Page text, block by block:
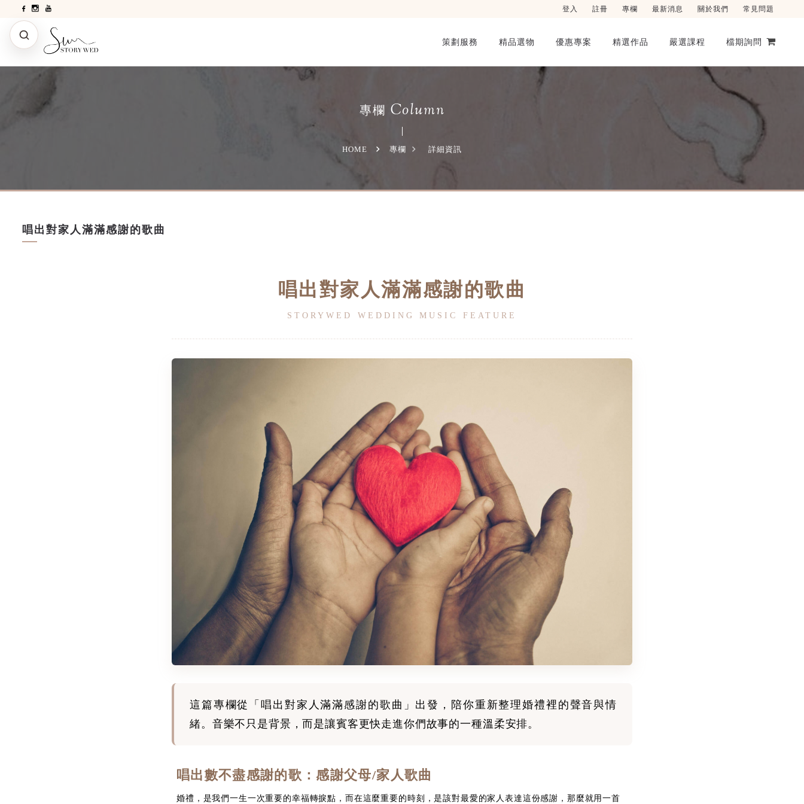
登入 註冊 專欄 最新消息 關於我們 常見問題
策劃服務 精品選物 優惠專案 精選作品 嚴選課程 檔期詢問
專欄 Column
HOME 專欄 詳細資訊
唱出對家人滿滿感謝的歌曲
唱出對家人滿滿感謝的歌曲
STORYWED WEDDING MUSIC FEATURE
這篇專欄從「唱出對家人滿滿感謝的歌曲」出發，陪你重新整理婚禮裡的聲音與情
緒。音樂不只是背景，而是讓賓客更快走進你們故事的一種溫柔安排。
唱出數不盡感謝的歌：感謝父母/家人歌曲
婚禮，是我們一生一次重要的幸福轉捩點，而在這麼重要的時刻，是該對最愛的家人表達這份感謝，那麼就用一首